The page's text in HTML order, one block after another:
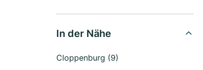
In der Nähe
Cloppenburg (9)